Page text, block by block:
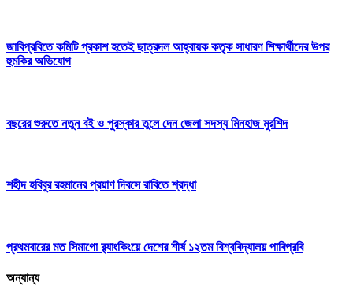
জাবিপ্রবিতে কমিটি প্রকাশ হতেই ছাত্রদল আহ্বায়ক কতৃক সাধারণ শিক্ষার্থীদের উপর
হুমকির অভিযোগ
বছরের শুরুতে নতুন বই ও পুরস্কার তুলে দেন জেলা সদস্য মিনহাজ মুরশিদ
শহীদ হবিবুর রহমানের প্রয়াণ দিবসে রাবিতে শ্রদ্ধা
প্রথমবারের মত সিমাগো র‍্যাংকিংয়ে দেশের শীর্ষ ১২তম বিশ্ববিদ্যালয় পাবিপ্রবি
অন্যান্য